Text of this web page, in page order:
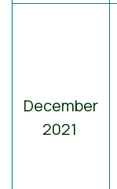
December
2021